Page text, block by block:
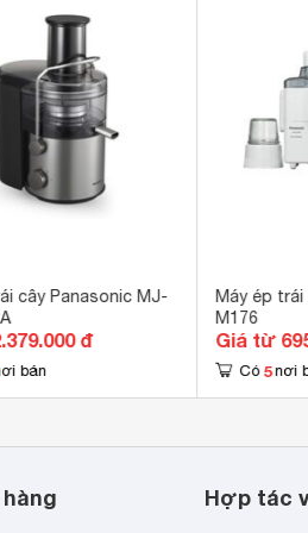
cây Panasonic MJ-
đ
bán
Máy ép trái
M176
Giá từ
Có 5 nơi
Hợp tác